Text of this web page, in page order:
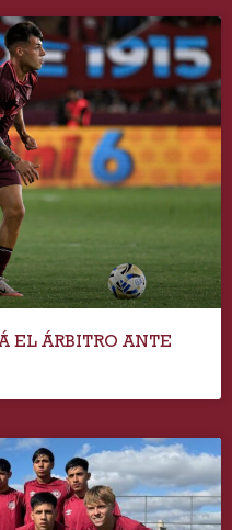
EL ÁRBITRO ANTE